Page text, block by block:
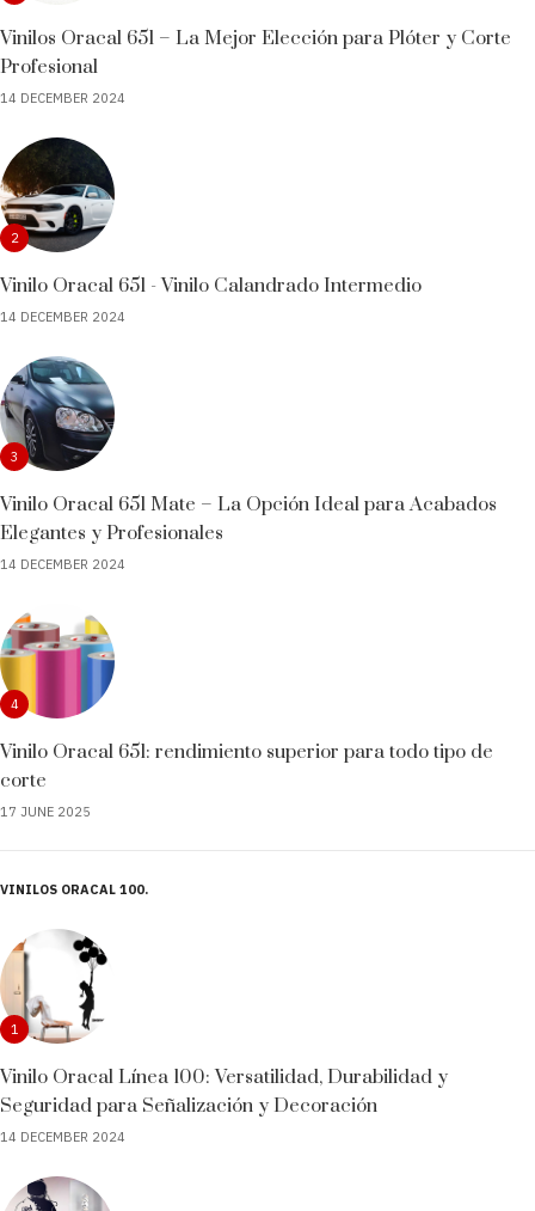
Vinilos Oracal 651 – La Mejor Elección para Plóter y Corte
Profesional
14 DECEMBER 2024
2
Vinilo Oracal 651 - Vinilo Calandrado Intermedio
14 DECEMBER 2024
3
Vinilo Oracal 651 Mate – La Opción Ideal para Acabados
Elegantes y Profesionales
14 DECEMBER 2024
4
Vinilo Oracal 651: rendimiento superior para todo tipo de
corte
17 JUNE 2025
VINILOS ORACAL 100
1
Vinilo Oracal Línea 100: Versatilidad, Durabilidad y
Seguridad para Señalización y Decoración
14 DECEMBER 2024